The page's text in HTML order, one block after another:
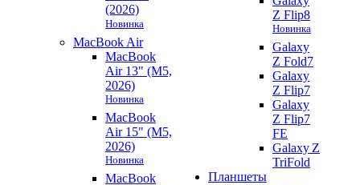
(2026)
Новинка
MacBook Air
MacBook
Air 13" (M5,
2026)
Новинка
MacBook
Air 15" (M5,
2026)
Новинка
MacBook
Z Flip8
Новинка
Galaxy
Z Fold7
Galaxy
Z Flip7
Galaxy
Z Flip7
FE
Galaxy Z
TriFold
Планшеты